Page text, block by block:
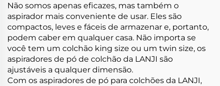
Não somos apenas eficazes, mas também o
aspirador mais conveniente de usar. Eles são
compactos, leves e fáceis de armazenar e, portanto,
podem caber em qualquer casa. Não importa se
você tem um colchão king size ou um twin size, os
aspiradores de pó de colchão da LANJI são
ajustáveis a qualquer dimensão.
Com os aspiradores de pó para colchões da LANJI,